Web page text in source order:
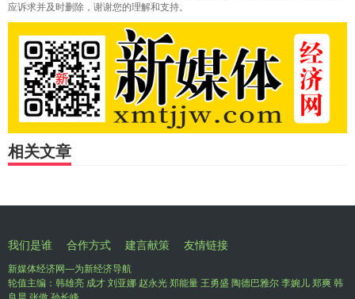
应诉求并及时删除，谢谢您的理解和支持。
相关文章
我们是谁 合作方式 建言献策 友情链接
新媒体经济网—为新经济导航
轮值主编：韩雄亮 成才 刘亚娜 赵永光 郑能量 王勇盛 陶德巴雅尔 李婉儿 郑爽 韩